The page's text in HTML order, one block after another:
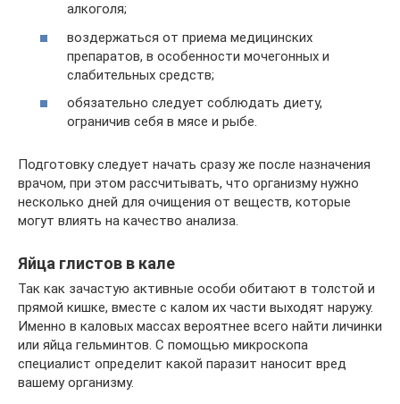
алкоголя;
воздержаться от приема медицинских
препаратов, в особенности мочегонных и
слабительных средств;
обязательно следует соблюдать диету,
ограничив себя в мясе и рыбе.
Подготовку следует начать сразу же после назначения
врачом, при этом рассчитывать, что организму нужно
несколько дней для очищения от веществ, которые
могут влиять на качество анализа.
Яйца глистов в кале
Так как зачастую активные особи обитают в толстой и
прямой кишке, вместе с калом их части выходят наружу.
Именно в каловых массах вероятнее всего найти личинки
или яйца гельминтов. С помощью микроскопа
специалист определит какой паразит наносит вред
вашему организму.